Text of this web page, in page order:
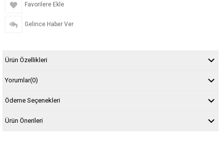
Favorilere Ekle
Gelince Haber Ver
Ürün Özellikleri
Yorumlar(0)
Ödeme Seçenekleri
Ürün Önerileri